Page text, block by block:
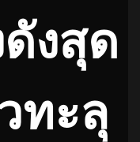
ดังสุด
ทะลุ